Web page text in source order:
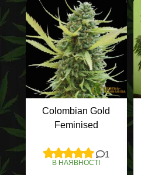
Colombian Gold
Feminised
1
В НАЯВНОСТІ